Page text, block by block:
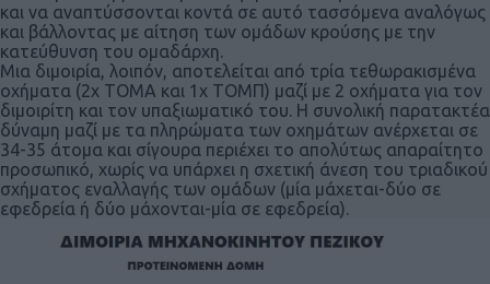
και να αναπτύσσονται κοντά σε αυτό τασσόμενα αναλόγως
και βάλλοντας με αίτηση των ομάδων κρούσης με την
κατεύθυνση του ομαδάρχη.
Μια διμοιρία, λοιπόν, αποτελείται από τρία τεθωρακισμένα
οχήματα (2x TOMA και 1x TOMΠ) μαζί με 2 οχήματα για τον
διμοιρίτη και τον υπαξιωματικό του. Η συνολική παρατακτέα
δύναμη μαζί με τα πληρώματα των οχημάτων ανέρχεται σε
34-35 άτομα και σίγουρα περιέχει το απολύτως απαραίτητο
προσωπικό, χωρίς να υπάρχει η σχετική άνεση του τριαδικού
σχήματος εναλλαγής των ομάδων (μία μάχεται-δύο σε
εφεδρεία ή δύο μάχονται-μία σε εφεδρεία).